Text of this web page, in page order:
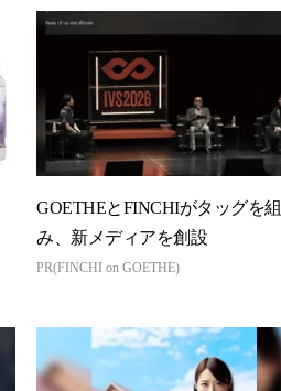
GOETHEとFINCHIがタッグを組
み、新メディアを創設
PR(FINCHI on GOETHE)